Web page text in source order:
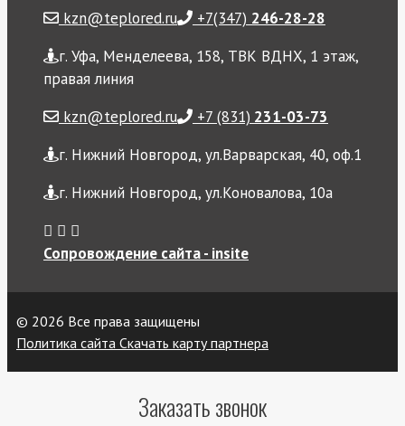
kzn@teplored.ru
+7(347) 246-28-28
г. Уфа, Менделеева, 158, ТВК ВДНХ, 1 этаж,
правая линия
kzn@teplored.ru
+7 (831) 231-03-73
г. Нижний Новгород, ул.Варварская, 40, оф.1
г. Нижний Новгород, ул.Коновалова, 10а
Сопровождение сайта - insite
© 2026 Все права защищены
Политика сайта Скачать карту партнера
Заказать звонок